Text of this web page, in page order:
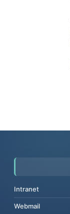
Intranet
Webmail